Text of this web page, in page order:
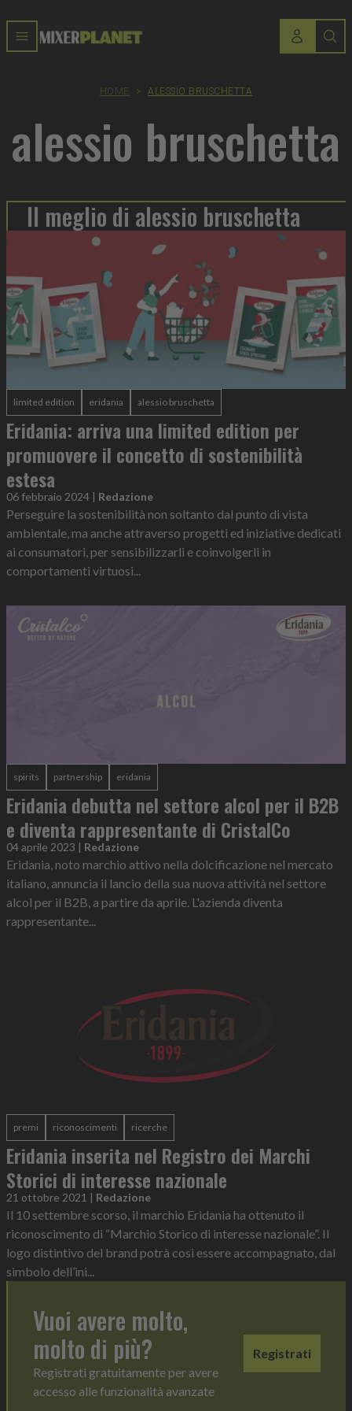
HOME > ALESSIO BRUSCHETTA
alessio bruschetta
Il meglio di alessio bruschetta
limited edition eridania alessio bruschetta
Eridania: arriva una limited edition per
promuovere il concetto di sostenibilità
estesa
06 febbraio 2024 | Redazione
Perseguire la sostenibilità non soltanto dal punto di vista
ambientale, ma anche attraverso progetti ed iniziative dedicati
ai consumatori, per sensibilizzarli e coinvolgerli in
comportamenti virtuosi...
spirits partnership eridania
Eridania debutta nel settore alcol per il B2B
e diventa rappresentante di CristalCo
04 aprile 2023 | Redazione
Eridania, noto marchio attivo nella dolcificazione nel mercato
italiano, annuncia il lancio della sua nuova attività nel settore
alcol per il B2B, a partire da aprile. L'azienda diventa
rappresentante...
premi riconoscimenti ricerche
Eridania inserita nel Registro dei Marchi
Storici di interesse nazionale
21 ottobre 2021 | Redazione
Il 10 settembre scorso, il marchio Eridania ha ottenuto il
riconoscimento di “Marchio Storico di interesse nazionale”. Il
logo distintivo del brand potrà così essere accompagnato, dal
simbolo dell’ini...
Vuoi avere molto,
molto di più?
Registrati gratuitamente per avere
accesso alle funzionalità avanzate
Registrati